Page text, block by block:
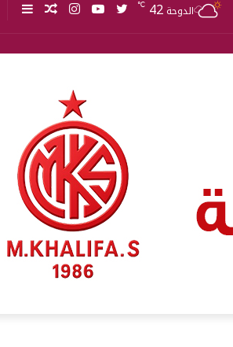
الدوحة 42
℃